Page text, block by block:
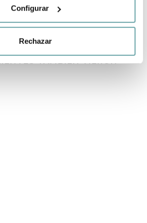
Configurar
Rechazar
TAMBIÉN VIERON